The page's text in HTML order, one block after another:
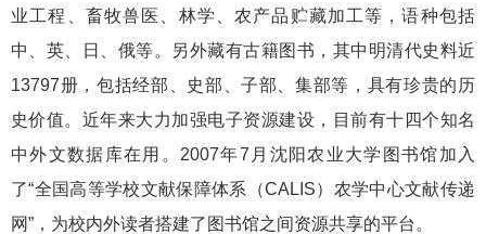
业工程、畜牧兽医、林学、农产品贮藏加工等，语种包括
中、英、日、俄等。另外藏有古籍图书，其中明清代史料近
13797册，包括经部、史部、子部、集部等，具有珍贵的历
史价值。近年来大力加强电子资源建设，目前有十四个知名
中外文数据库在用。2007年7月沈阳农业大学图书馆加入
了“全国高等学校文献保障体系（CALIS）农学中心文献传递
网”，为校内外读者搭建了图书馆之间资源共享的平台。